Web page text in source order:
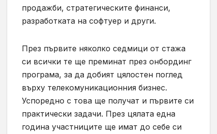
продажби, стратегическите финанси,
разработката на софтуер и други.
През първите няколко седмици от стажа
си всички те ще преминат през онбординг
програма, за да добият цялостен поглед
върху телекомуникационния бизнес.
Успоредно с това ще получат и първите си
практически задачи. През цялата една
година участниците ще имат до себе си